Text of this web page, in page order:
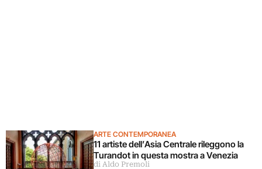
ARTE CONTEMPORANEA
11 artiste dell’Asia Centrale rileggono la
Turandot in questa mostra a Venezia
di Aldo Premoli